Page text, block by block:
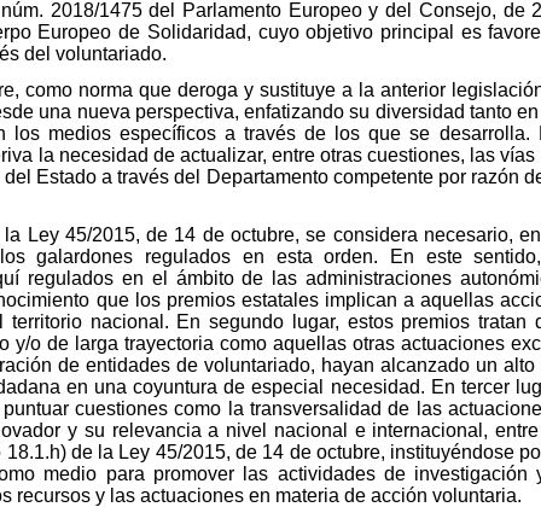
2018/1475 del Parlamento Europeo y del Consejo, de
Europeo de Solidaridad, cuyo objetivo principal es
del voluntariado.
como norma que deroga y sustituye a la anterior
una nueva perspectiva, enfatizando su diversidad tanto
medios específicos a través de los que se desarrolla.
la necesidad de actualizar, entre otras cuestiones, las
Estado a través del Departamento competente por razón
Ley 45/2015, de 14 de octubre, se considera necesario,
galardones regulados en esta orden. En este
regulados en el ámbito de las administraciones
que los premios estatales implican a aquellas
nacional. En segundo lugar, estos premios tratan
y/o de larga trayectoria como aquellas otras actuaciones
de entidades de voluntariado, hayan alcanzado un
en una coyuntura de especial necesidad. En tercer
cuestiones como la transversalidad de las
y su relevancia a nivel nacional e internacional,
de la Ley 45/2015, de 14 de octubre, instituyéndose
medio para promover las actividades de
recursos y las actuaciones en materia de acción voluntaria.